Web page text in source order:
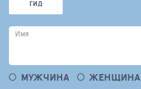
ГИД
Имя
МУЖЧИНА ЖЕНЩИНА